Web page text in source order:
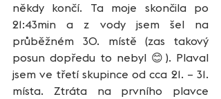
někdy končí. Ta moje skončila po
21:43min a z vody jsem šel na
průběžném 30. místě (zas takový
posun dopředu to nebyl 😊). Plaval
jsem ve třetí skupince od cca 21. – 31.
místa. Ztráta na prvního plavce